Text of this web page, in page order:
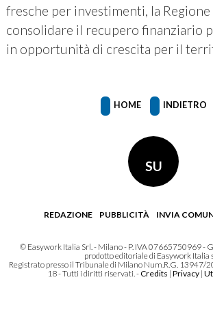
fresche per investimenti, la Regione
consolidare il recupero finanziario
in opportunità di crescita per il
HOME INDIETRO
SU
REDAZIONE PUBBLICITÀ INVIA
© Easywork Italia Srl. - Milano - P. IVA 07665750969 -
prodotto editoriale di Easywork Italia
Registrato presso il Tribunale di Milano Num.R.G. 13947/
18 - Tutti i diritti riservati. -Credits | Privacy|